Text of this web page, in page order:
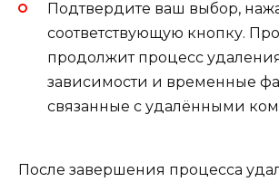
Подтвердите ваш выбор,
соответствующую кнопку.
продолжит процесс
зависимости и временные
связанные с удалёнными
После завершения процесса